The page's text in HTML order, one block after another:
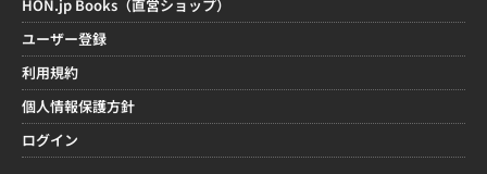
HON.jp Books（直営ショップ）
ユーザー登録
利用規約
個人情報保護方針
ログイン